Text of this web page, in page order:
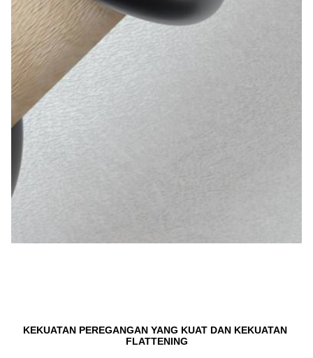
KEKUATAN PEREGANGAN YANG KUAT DAN KEKUATAN
FLATTENING